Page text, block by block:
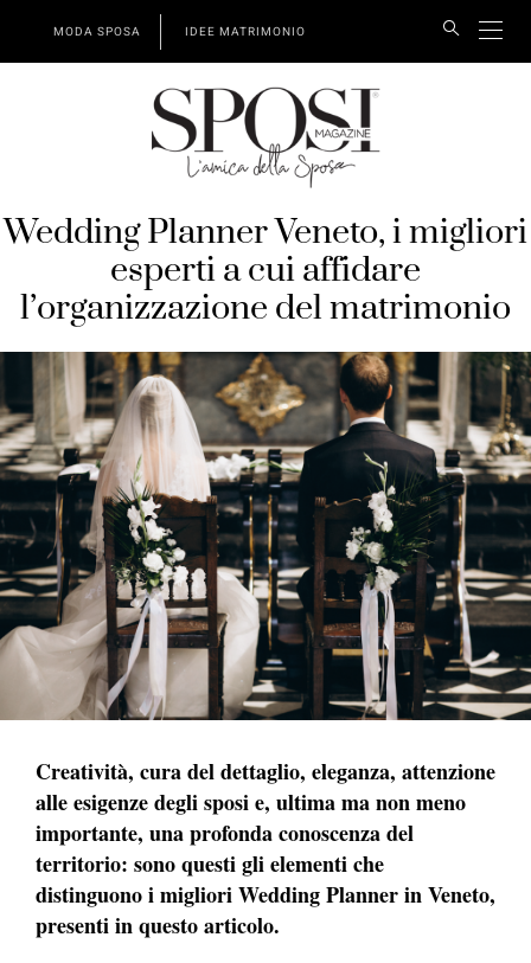
MODA SPOSA IDEE MATRIMONIO
Wedding Planner Veneto, i migliori
esperti a cui affidare
l’organizzazione del matrimonio
Creatività, cura del dettaglio, eleganza, attenzione
alle esigenze degli sposi e, ultima ma non meno
importante, una profonda conoscenza del
territorio: sono questi gli elementi che
distinguono i migliori Wedding Planner in Veneto,
presenti in questo articolo.